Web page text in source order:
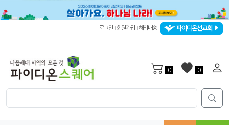
로그인 회원가입 해외배송 파이디온선교회
0 0